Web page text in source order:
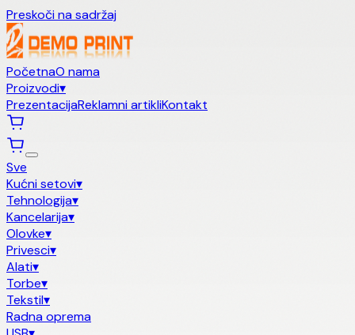
Preskoči na sadržaj
PočetnaO nama
Proizvodi▾
PrezentacijaReklamni artikliKontakt
Sve
Kućni setovi▾
Tehnologija▾
Kancelarija▾
Olovke▾
Privesci▾
Alati▾
Torbe▾
Tekstil▾
Radna oprema